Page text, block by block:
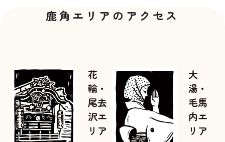
鹿角エリアのアクセス
花
輪・
尾去
沢エ
リア
大
湯・
毛馬
内エ
リア